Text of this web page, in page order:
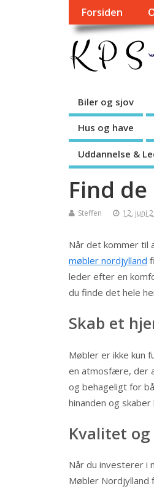
Forsiden
Biler og sjov
Hus og have
Uddannelse &
Find
Steffen 12. juni
Når det kommer til
møbler nordjylland
leder efter en
du finde det hele
Skab et
Møbler er ikke kun
en atmosfære, der
og behageligt for
hinanden og
Kvalitet
Når du investerer i
Møbler